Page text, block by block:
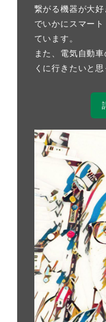
繋がる機器が大
でいかにスマー
ています。
また、電気自動
くに行きたいと思